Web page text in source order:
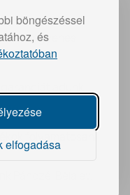
böngészéssel
és
elfogadása
ingyenes
Béla ev.